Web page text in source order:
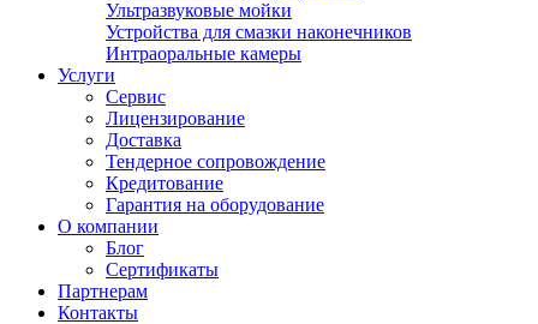
Ультразвуковые мойки
Устройства для смазки наконечников
Интраоральные камеры
Услуги
Сервис
Лицензирование
Доставка
Тендерное сопровождение
Кредитование
Гарантия на оборудование
О компании
Блог
Сертификаты
Партнерам
Контакты